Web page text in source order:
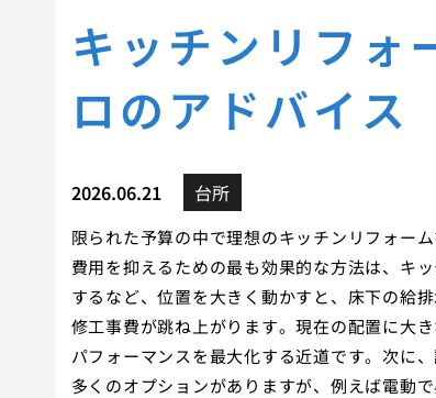
キッチンリフォ
ロのアドバイス
2026.06.21 台所
限られた予算の中で理想のキッチンリフォー
費用を抑えるための最も効果的な方法は、キ
するなど、位置を大きく動かすと、床下の給
修工事費が跳ね上がります。現在の配置に大
パフォーマンスを最大化する近道です。次に
多くのオプションがありますが、例えば電動